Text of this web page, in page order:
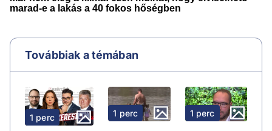
Továbbiak a témában
1 perc 1 perc 1 perc